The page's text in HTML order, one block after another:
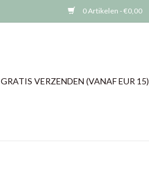
0 Artikelen - €0,00
GRATIS VERZENDEN (VANAF EUR 15)